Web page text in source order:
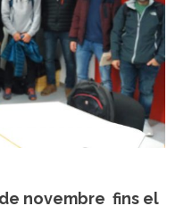
novembre fins el